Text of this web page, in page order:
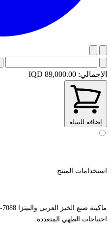
الإجمالي: IQD 89,000.00
إضافة للسلة
استخدامات المنتج
احتياجات الطهي المتعددة.